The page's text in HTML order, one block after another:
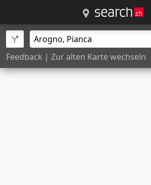
Feedback | Zur alten Karte wechseln